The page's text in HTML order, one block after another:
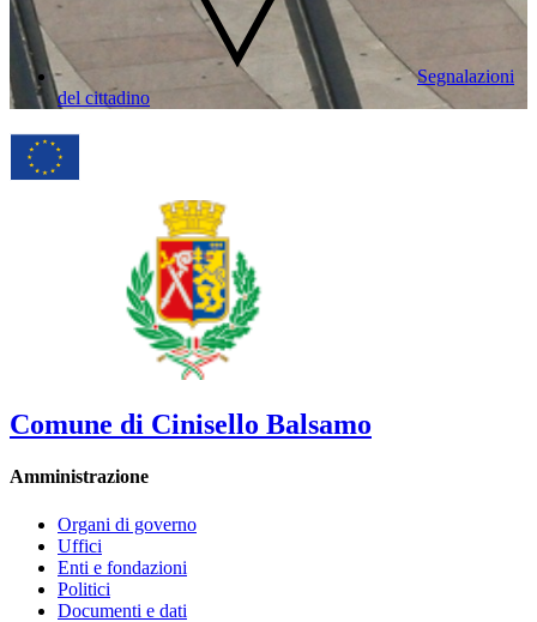
Segnalazioni
del cittadino
Comune di Cinisello Balsamo
Amministrazione
Organi di governo
Uffici
Enti e fondazioni
Politici
Documenti e dati